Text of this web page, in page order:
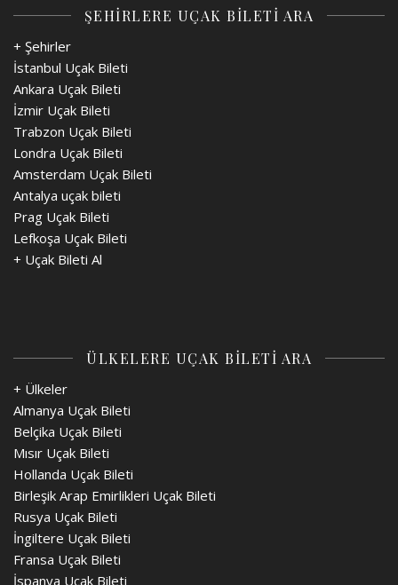
ŞEHİRLERE UÇAK BİLETİ ARA
+ Şehirler
İstanbul Uçak Bileti
Ankara Uçak Bileti
İzmir Uçak Bileti
Trabzon Uçak Bileti
Londra Uçak Bileti
Amsterdam Uçak Bileti
Antalya uçak bileti
Prag Uçak Bileti
Lefkoşa Uçak Bileti
+ Uçak Bileti Al
ÜLKELERE UÇAK BİLETİ ARA
+ Ülkeler
Almanya Uçak Bileti
Belçika Uçak Bileti
Mısır Uçak Bileti
Hollanda Uçak Bileti
Birleşik Arap Emirlikleri Uçak Bileti
Rusya Uçak Bileti
İngiltere Uçak Bileti
Fransa Uçak Bileti
İspanya Uçak Bileti